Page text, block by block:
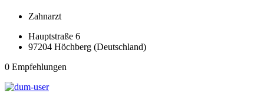
Zahnarzt
Hauptstraße 6
97204 Höchberg (Deutschland)
0 Empfehlungen